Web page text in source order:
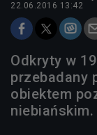
22.06.2016 13:42
Odkryty w
przebadany
obiektem
niebiańskim.